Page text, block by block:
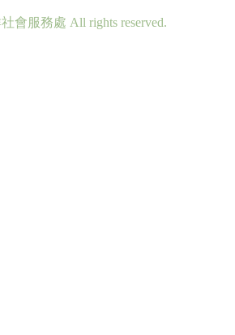
會服務處 All rights reserved.